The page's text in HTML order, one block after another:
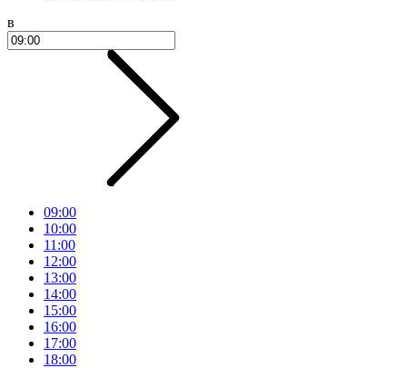
в
09:00
10:00
11:00
12:00
13:00
14:00
15:00
16:00
17:00
18:00